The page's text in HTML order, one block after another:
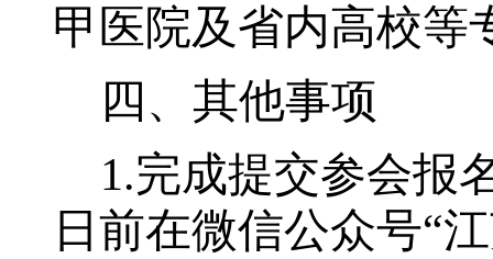
甲医院及省内高校等
四 、 其他事项
1.完成提交参会报
日前在微信公众号“